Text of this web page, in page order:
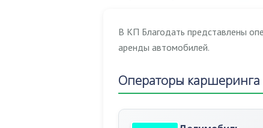
В КП Благодать представлены
аренды автомобилей.
Операторы каршеринга